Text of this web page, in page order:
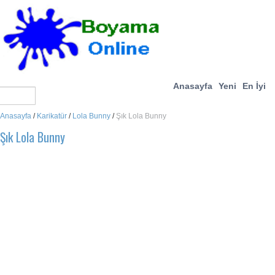
Anasayfa Yeni En İyi
Anasayfa / Karikatür / Lola Bunny / Şık Lola Bunny
Şık Lola Bunny